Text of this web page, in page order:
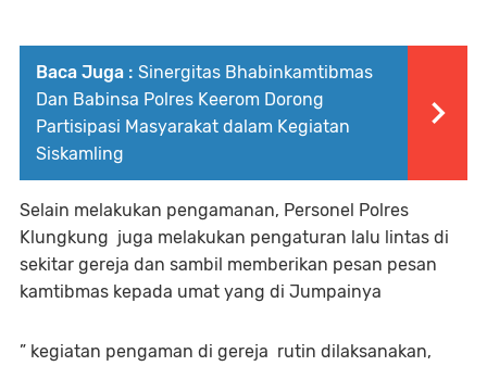
Baca Juga : Sinergitas Bhabinkamtibmas
Dan Babinsa Polres Keerom Dorong
Partisipasi Masyarakat dalam Kegiatan
Siskamling
Selain melakukan pengamanan, Personel Polres
Klungkung juga melakukan pengaturan lalu lintas di
sekitar gereja dan sambil memberikan pesan pesan
kamtibmas kepada umat yang di Jumpainya
” kegiatan pengaman di gereja rutin dilaksanakan,